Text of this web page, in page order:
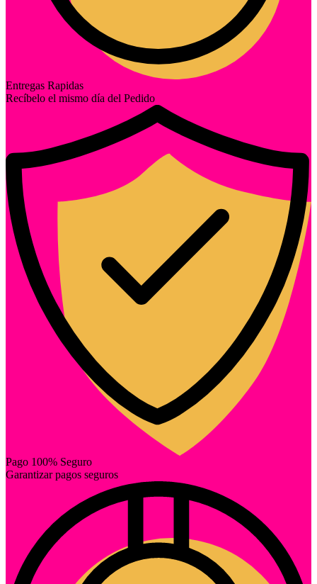
Entregas Rapidas
Recíbelo el mismo día del Pedido
Pago 100% Seguro
Garantizar pagos seguros